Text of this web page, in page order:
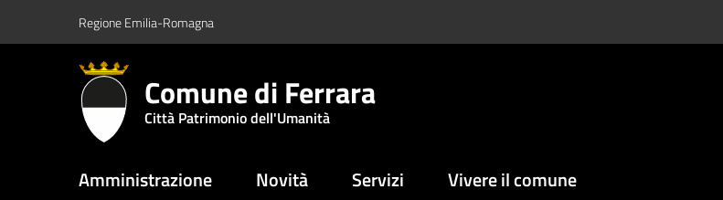
Vai al contenuto principale
Vai al footerRegione Emilia-Romagna
Comune di Ferrara
Città Patrimonio dell'Umanità
Amministrazione Novità Servizi Vivere il comune